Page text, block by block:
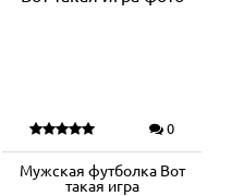
0
Мужская футболка Вот
такая игра